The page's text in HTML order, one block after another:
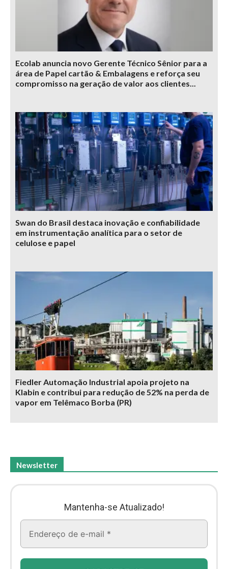
Ecolab anuncia novo Gerente Técnico Sênior para a
área de Papel cartão & Embalagens e reforça seu
compromisso na geração de valor aos clientes...
Swan do Brasil destaca inovação e confiabilidade
em instrumentação analítica para o setor de
celulose e papel
Fiedler Automação Industrial apoia projeto na
Klabin e contribui para redução de 52% na perda de
vapor em Telêmaco Borba (PR)
Newsletter
Mantenha-se Atualizado!